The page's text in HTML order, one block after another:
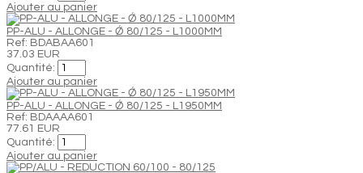
Ajouter au panier
PP-ALU - ALLONGE - Ǿ 80/125 - L1000MM
Ref: BDABAA601
37.03 EUR
Quantité:
Ajouter au panier
PP-ALU - ALLONGE - Ǿ 80/125 - L1950MM
Ref: BDAAAA601
77.61 EUR
Quantité:
Ajouter au panier